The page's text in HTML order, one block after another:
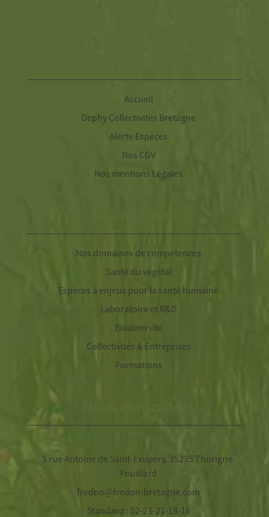
Accueil
Dephy Collectivités Bretagne
Alerte Espèces
Nos CGV
Nos mentions Légales
Nos domaines de compétences
Santé du végétal
Espèces à enjeux pour la santé humaine
Laboratoire et R&D
Biodiversité
Collectivités & Entreprises
Formations
5 rue Antoine de Saint-Exupéry, 35235 Thorigné-
Fouillard
fredon@fredon-bretagne.com
Standard : 02-23-21-18-18